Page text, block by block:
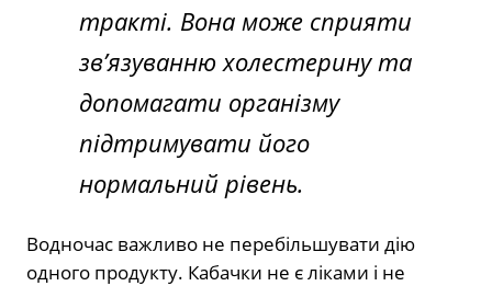
тракті. Вона може сприяти
зв’язуванню холестерину та
допомагати організму
підтримувати його
нормальний рівень.
Водночас важливо не перебільшувати дію
одного продукту. Кабачки не є ліками і не